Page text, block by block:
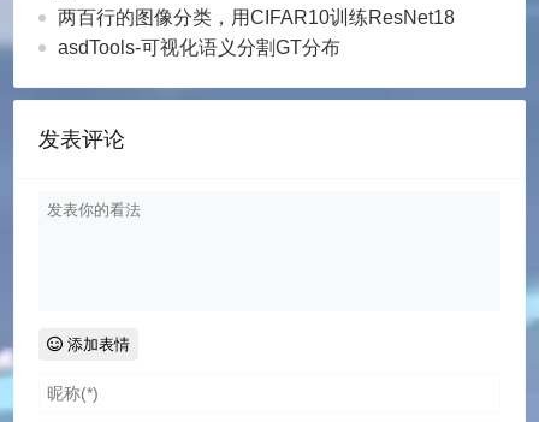
def ask_url_get_html(url):
    #   从url中获取html文件
    head = {
"User-Agent": "Mozilla/5.0
    }
    try:
            print(e.code)
        if hasattr(e, "reason"):
两百行的图像分类，用CIFAR10训练ResNet18
asdTools-可视化语义分割GT分布
发表评论
添加表情